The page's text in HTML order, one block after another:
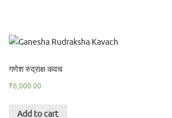
गणेश रुद्राक्ष कवच
₹6,000.00
Add to cart